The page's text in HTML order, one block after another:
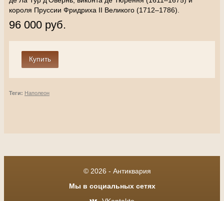
короля Пруссии Фридриха II Великого (1712–1786).
96 000 руб.
Теги: Наполеон
© 2026 - Антиквария
Мы в социальных сетях